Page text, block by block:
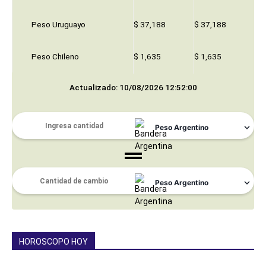
Peso Uruguayo $ 37,188 $ 37,188
Peso Chileno $ 1,635 $ 1,635
Actualizado: 10/08/2026 12:52:00
HOROSCOPO HOY